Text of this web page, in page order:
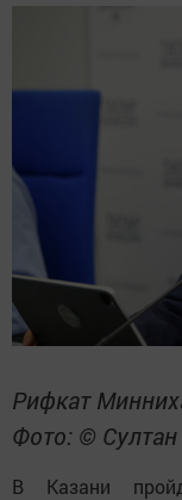
Рифкат
Фото: ©
В Казани